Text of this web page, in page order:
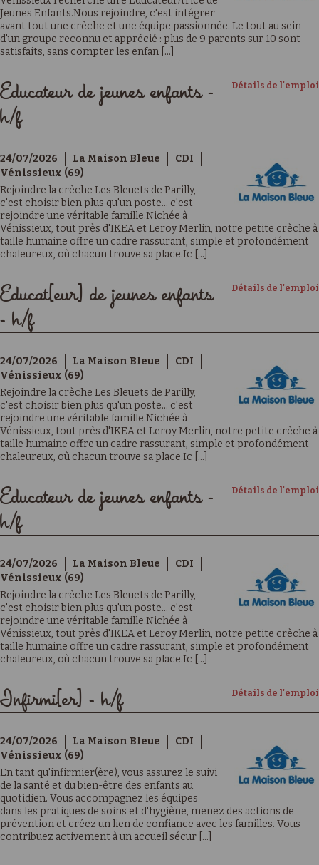
Jeunes Enfants.Nous rejoindre, c'est intégrer
avant tout une crèche et une équipe passionnée. Le tout au sein
d'un groupe reconnu et apprécié : plus de 9 parents sur 10 sont
satisfaits, sans compter les enfan [...]
Détails de l'emploi
Educateur de jeunes enfants -
h/f
24/07/2026 La Maison Bleue
CDI
Vénissieux (69)
Rejoindre la crèche Les Bleuets de Parilly,
c'est choisir bien plus qu'un poste… c'est
rejoindre une véritable famille.Nichée à
Vénissieux, tout près d'IKEA et Leroy Merlin, notre petite crèche à
taille humaine offre un cadre rassurant, simple et profondément
chaleureux, où chacun trouve sa place.Ic [...]
Détails de l'emploi
Educat[eur] de jeunes enfants
- h/f
24/07/2026 La Maison Bleue
CDI
Vénissieux (69)
Rejoindre la crèche Les Bleuets de Parilly,
c'est choisir bien plus qu'un poste… c'est
rejoindre une véritable famille.Nichée à
Vénissieux, tout près d'IKEA et Leroy Merlin, notre petite crèche à
taille humaine offre un cadre rassurant, simple et profondément
chaleureux, où chacun trouve sa place.Ic [...]
Détails de l'emploi
Educateur de jeunes enfants -
h/f
24/07/2026 La Maison Bleue
CDI
Vénissieux (69)
Rejoindre la crèche Les Bleuets de Parilly,
c'est choisir bien plus qu'un poste… c'est
rejoindre une véritable famille.Nichée à
Vénissieux, tout près d'IKEA et Leroy Merlin, notre petite crèche à
taille humaine offre un cadre rassurant, simple et profondément
chaleureux, où chacun trouve sa place.Ic [...]
Détails de l'emploi
Infirmi[er] - h/f
24/07/2026 La Maison Bleue
CDI
Vénissieux (69)
En tant qu'infirmier(ère), vous assurez le suivi
de la santé et du bien-être des enfants au
quotidien. Vous accompagnez les équipes
dans les pratiques de soins et d'hygiène, menez des actions de
prévention et créez un lien de confiance avec les familles. Vous
contribuez activement à un accueil sécur [...]